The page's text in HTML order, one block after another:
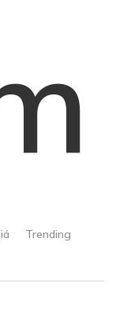
Trending